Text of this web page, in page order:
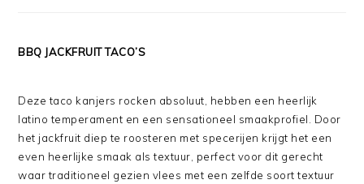
BBQ JACKFRUIT TACO’S
Deze taco kanjers rocken absoluut, hebben een heerlijk
latino temperament en een sensationeel smaakprofiel. Door
het jackfruit diep te roosteren met specerijen krijgt het een
even heerlijke smaak als textuur, perfect voor dit gerecht
waar traditioneel gezien vlees met een zelfde soort textuur